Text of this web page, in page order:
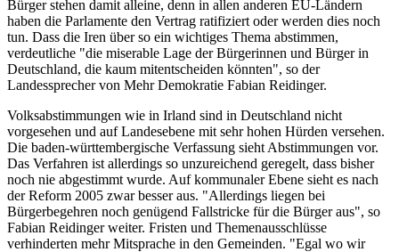
Bürger stehen damit alleine, denn in allen anderen EU-Ländern
haben die Parlamente den Vertrag ratifiziert oder werden dies noch
tun. Dass die Iren über so ein wichtiges Thema abstimmen,
verdeutliche "die miserable Lage der Bürgerinnen und Bürger in
Deutschland, die kaum mitentscheiden könnten", so der
Landessprecher von Mehr Demokratie Fabian Reidinger.
Volksabstimmungen wie in Irland sind in Deutschland nicht
vorgesehen und auf Landesebene mit sehr hohen Hürden versehen.
Die baden-württembergische Verfassung sieht Abstimmungen vor.
Das Verfahren ist allerdings so unzureichend geregelt, dass bisher
noch nie abgestimmt wurde. Auf kommunaler Ebene sieht es nach
der Reform 2005 zwar besser aus. "Allerdings liegen bei
Bürgerbegehren noch genügend Fallstricke für die Bürger aus", so
Fabian Reidinger weiter. Fristen und Themenausschlüsse
verhinderten mehr Mitsprache in den Gemeinden. "Egal wo wir